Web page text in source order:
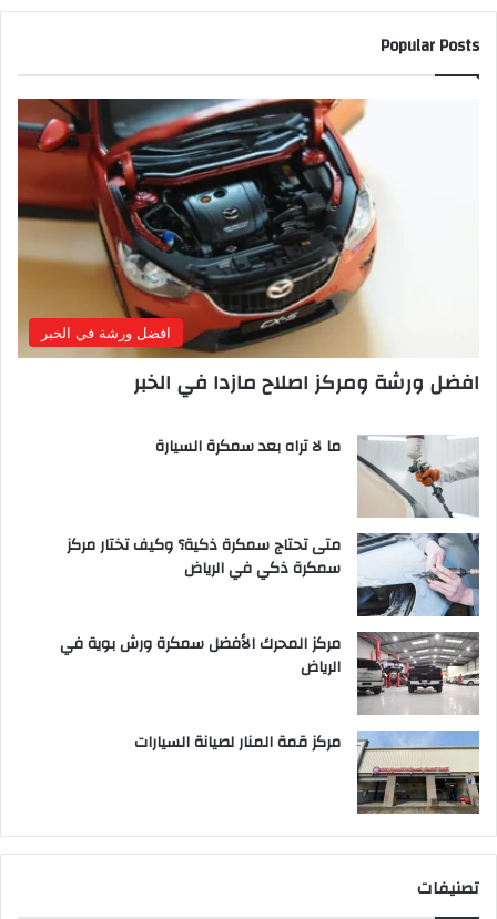
Popular Posts
افضل ورشة في الخبر
افضل ورشة ومركز اصلاح مازدا في الخبر
ما لا تراه بعد سمكرة السيارة
متى تحتاج سمكرة ذكية؟ وكيف تختار مركز
سمكرة ذكي في الرياض
مركز المحرك الأفضل سمكرة ورش بوية في
الرياض
مركز قمة المنار لصيانة السيارات
تصنيفات